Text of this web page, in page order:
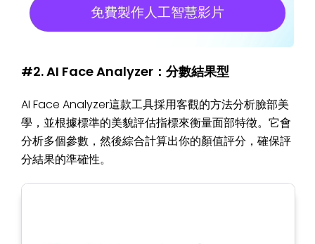
免費製作人工智慧影片
#2. AI Face Analyzer：分數結果型
AI Face Analyzer這款工具採用客觀的方法分析臉部美
學，並根據標準的美貌評估指標來衡量面部特徵。它會
分析多個參數，然後綜合計算出你的顏值評分，確保評
分結果的準確性。